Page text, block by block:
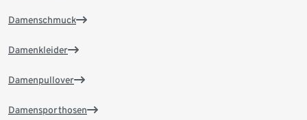
Damenschmuck
Damenkleider
Damenpullover
Damensporthosen